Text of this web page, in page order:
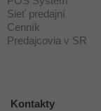
Sieť predajní
Cenník
Predajcovia v SR
Kontakty